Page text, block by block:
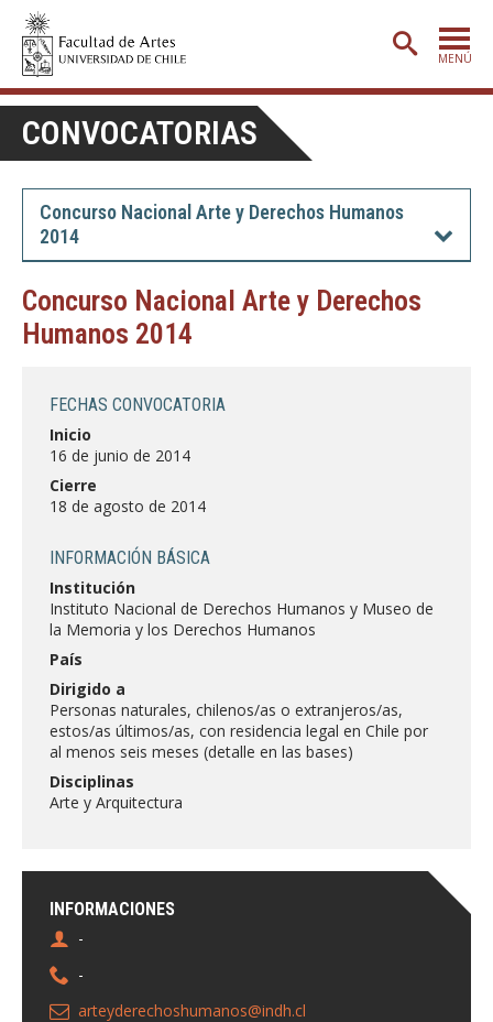
MENÚ
PORTADA
ADMISIÓN
ETAPA BÁSICA
POSTGRADO
BIBLIOTECA
DEPARTAMENTOS
Estudiantes
Académicas/os Egresadas/os
CONVOCATORIAS
Concurso Nacional Arte y Derechos Humanos
2014
Concurso Nacional Arte y Derechos
Humanos 2014
INFORMACIONES
-
-
arteyderechoshumanos@indh.cl
FECHAS CONVOCATORIA
Inicio
16 de junio de 2014
Cierre
18 de agosto de 2014
INFORMACIÓN BÁSICA
Institución
Instituto Nacional de Derechos Humanos y Museo de
la Memoria y los Derechos Humanos
País
Dirigido a
Personas naturales, chilenos/as o extranjeros/as,
estos/as últimos/as, con residencia legal en Chile por
al menos seis meses (detalle en las bases)
Disciplinas
Arte y Arquitectura